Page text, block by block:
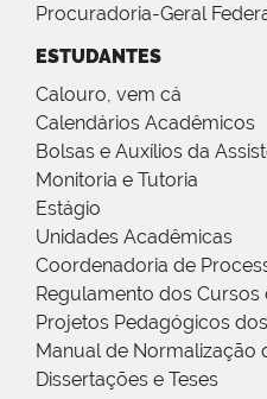
Procuradoria-Geral
ESTUDANTES
Calouro, vem cá
Calendários Acadêmicos
Bolsas e Auxílios da
Monitoria e Tutoria
Estágio
Unidades Acadêmicas
Coordenadoria de
Regulamento dos Cursos
Projetos Pedagógicos
Manual de Normalização
Dissertações e Teses